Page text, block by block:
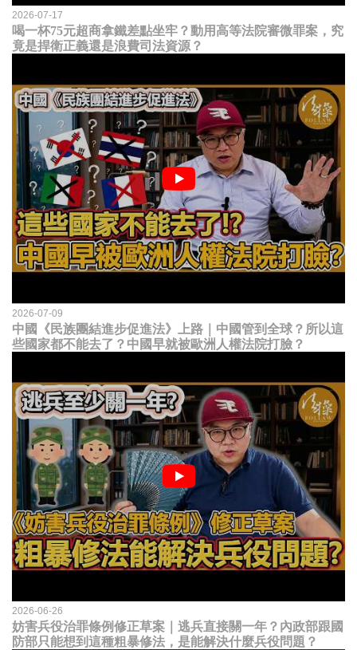
2026-07-17
喝一杯75元超商拿鐵差點坐牢？動用高等法院審微罪案，究
竟是捍衛正義還是浪費司法資源？
2026-07-09
中國《民族團結進步促進法》上路｜中國管到全球？所以這
些國家都不能去了？中國早就被歐洲人權法院打臉？
2026-06-26
妨害兵役治罪條例修正草案｜逃兵直接關一年？內政部跟國
防部只能想到這種粗暴修法，是能解決什麼兵役問題？